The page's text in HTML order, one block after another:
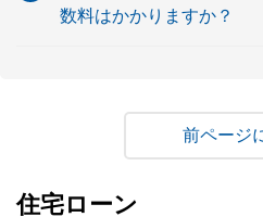
数料はかかりますか？
住宅ローン